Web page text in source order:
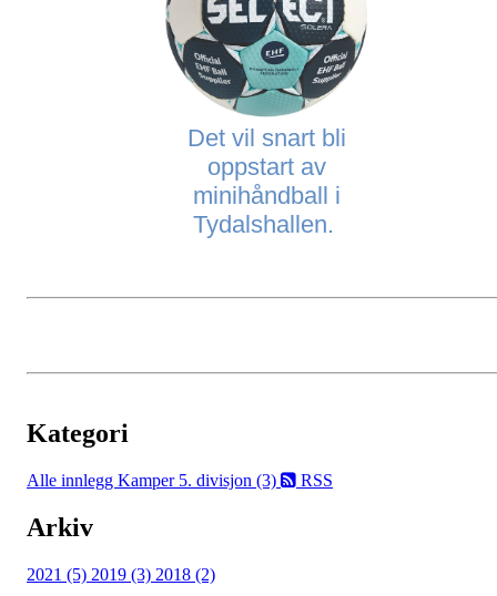
Det vil snart bli
oppstart av
minihåndball i
Tydalshallen.
Kategori
Alle innlegg Kamper 5. divisjon (3) RSS
Arkiv
2021 (5) 2019 (3) 2018 (2)